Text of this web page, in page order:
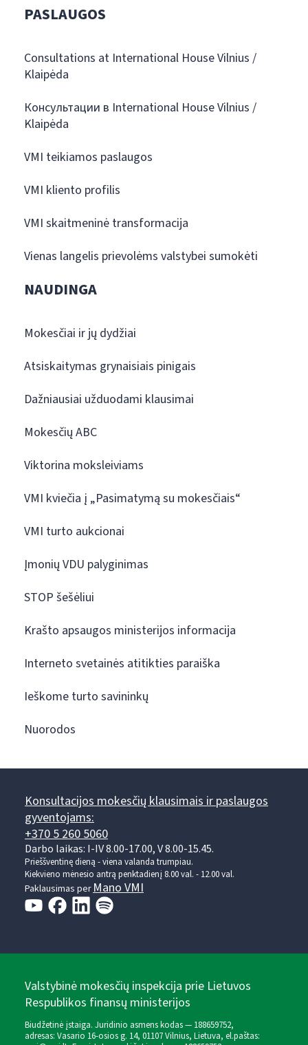
PASLAUGOS
Consultations at International House Vilnius /
Klaipėda
Консультации в International House Vilnius /
Klaipėda
VMI teikiamos paslaugos
VMI kliento profilis
VMI skaitmeninė transformacija
Vienas langelis prievolėms valstybei sumokėti
NAUDINGA
Mokesčiai ir jų dydžiai
Atsiskaitymas grynaisiais pinigais
Dažniausiai užduodami klausimai
Mokesčių ABC
Viktorina moksleiviams
VMI kviečia į „Pasimatymą su mokesčiais“
VMI turto aukcionai
Įmonių VDU palyginimas
STOP šešėliui
Krašto apsaugos ministerijos informacija
Interneto svetainės atitikties paraiška
Ieškome turto savininkų
Nuorodos
Konsultacijos mokesčių klausimais ir paslaugos
gyventojams:
+370 5 260 5060
Darbo laikas: I-IV 8.00-17.00, V 8.00-15.45.
Prieššventinę dieną - viena valanda trumpiau.
Kiekvieno mėnesio antrą penktadienį 8.00 val. - 12.00 val.
Paklausimas per Mano VMI
Valstybinė mokesčių inspekcija prie Lietuvos
Respublikos finansų ministerijos
Biudžetinė įstaiga. Juridinio asmens kodas — 188659752,
adresas: Vasario 16-osios g. 14, 01107 Vilnius, Lietuva, el.paštas: